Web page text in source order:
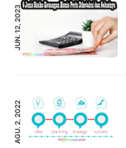
JUN. 12, 2023
AGU. 2, 2022